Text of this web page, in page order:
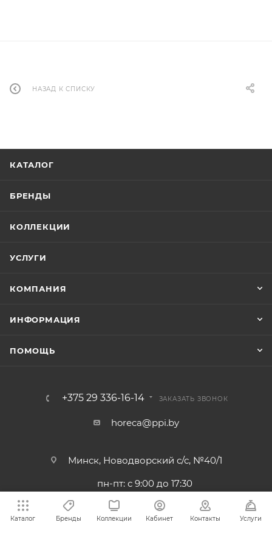
НАЗАД К СПИСКУ
КАТАЛОГ
БРЕНДЫ
КОЛЛЕКЦИИ
УСЛУГИ
КОМПАНИЯ
ИНФОРМАЦИЯ
ПОМОЩЬ
+375 29 336-16-14 ЗАКАЗАТЬ ЗВОНОК
horeca@ppi.by
Минск, Новодворский с/с, №40/1
пн-пт: с 9:00 до 17:30
Каталог Бренды Коллекции Кабинет Контакты Услуги